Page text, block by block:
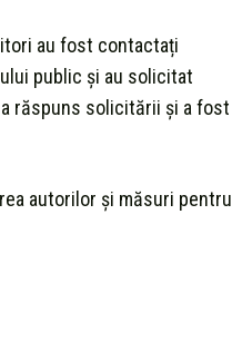
au fost contactați
public și au solicitat
răspuns solicitării și a fost
autorilor și măsuri pentru